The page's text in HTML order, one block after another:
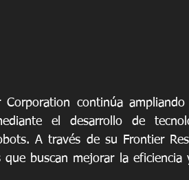
continúa
el desarrollo de
A través de su Frontier
que buscan mejorar la